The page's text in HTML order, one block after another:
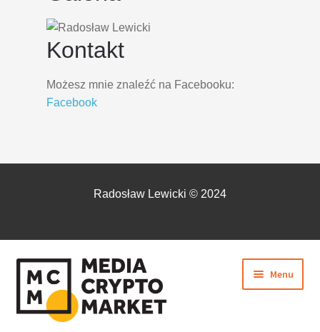
Kontakt
Możesz mnie znaleźć na Facebooku:
Facebook
Radosław Lewicki © 2024
PRZEJDŹ
DO
NAWIGACJI
PRZEJDŹ
DO
TREŚCI
Menu